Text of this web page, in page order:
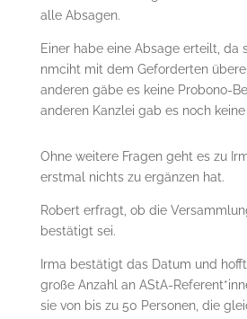
alle Absagen.
Einer habe eine Absage erteilt, da
nmciht mit dem Geforderten
anderen gäbe es keine Probono-
anderen Kanzlei gab es noch
Ohne weitere Fragen geht es zu
erstmal nichts zu ergänzen hat.
Robert erfragt, ob die
bestätigt sei.
Irma bestätigt das Datum und
große Anzahl an AStA-
sie von bis zu 50 Personen, die